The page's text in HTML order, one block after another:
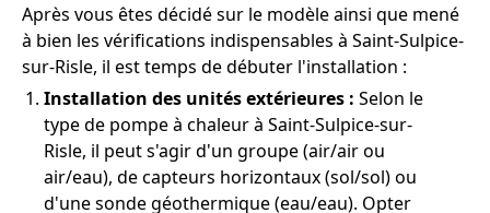
Après vous êtes décidé sur le modèle ainsi que mené
à bien les vérifications indispensables à Saint-Sulpice-
sur-Risle, il est temps de débuter l'installation :
Installation des unités extérieures : Selon le
type de pompe à chaleur à Saint-Sulpice-sur-
Risle, il peut s'agir d'un groupe (air/air ou
air/eau), de capteurs horizontaux (sol/sol) ou
d'une sonde géothermique (eau/eau). Opter